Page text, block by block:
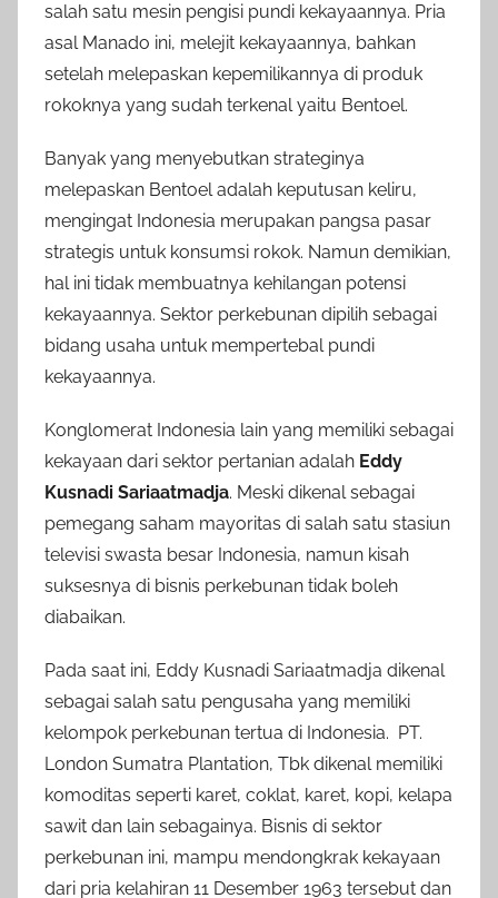
salah satu mesin pengisi pundi kekayaannya. Pria
asal Manado ini, melejit kekayaannya, bahkan
setelah melepaskan kepemilikannya di produk
rokoknya yang sudah terkenal yaitu Bentoel.
Banyak yang menyebutkan strateginya
melepaskan Bentoel adalah keputusan keliru,
mengingat Indonesia merupakan pangsa pasar
strategis untuk konsumsi rokok. Namun demikian,
hal ini tidak membuatnya kehilangan potensi
kekayaannya. Sektor perkebunan dipilih sebagai
bidang usaha untuk mempertebal pundi
kekayaannya.
Konglomerat Indonesia lain yang memiliki sebagai
kekayaan dari sektor pertanian adalah Eddy
Kusnadi Sariaatmadja. Meski dikenal sebagai
pemegang saham mayoritas di salah satu stasiun
televisi swasta besar Indonesia, namun kisah
suksesnya di bisnis perkebunan tidak boleh
diabaikan.
Pada saat ini, Eddy Kusnadi Sariaatmadja dikenal
sebagai salah satu pengusaha yang memiliki
kelompok perkebunan tertua di Indonesia. PT.
London Sumatra Plantation, Tbk dikenal memiliki
komoditas seperti karet, coklat, karet, kopi, kelapa
sawit dan lain sebagainya. Bisnis di sektor
perkebunan ini, mampu mendongkrak kekayaan
dari pria kelahiran 11 Desember 1963 tersebut dan